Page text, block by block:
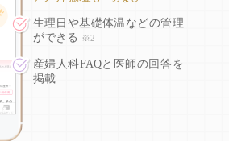
生理日や基礎体温などの管理
ができる
※2
産婦人科FAQと医師の回答を
掲載